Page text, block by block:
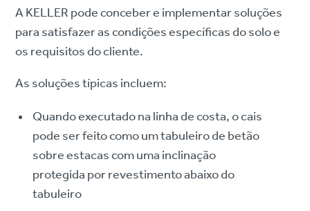
A KELLER pode conceber e implementar soluções
para satisfazer as condições específicas do solo e
os requisitos do cliente.
As soluções típicas incluem:
Quando executado na linha de costa, o cais
pode ser feito como um tabuleiro de betão
sobre estacas com uma inclinação
protegida por revestimento abaixo do
tabuleiro